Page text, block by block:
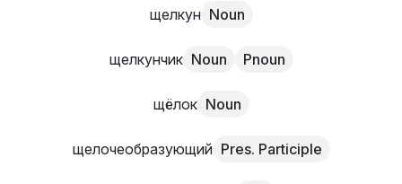
щелкун Noun
щелкунчик Noun Pnoun
щёлок Noun
щелочеобразующий Pres. Participle